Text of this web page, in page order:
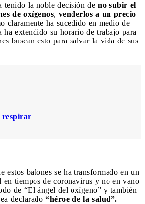
tenido la noble decisión de no subir el
de oxígenos, venderlos a un precio
claramente ha sucedido en medio de
ha extendido su horario de trabajo para
buscan esto para salvar la vida de sus
respirar
estos balones se ha transformado en un
en tiempos de coronavirus y no en vano
de “El ángel del oxígeno” y también
declarado “héroe de la salud”.